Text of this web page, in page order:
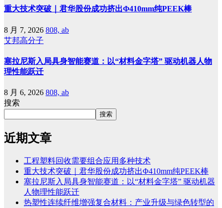
重大技术突破｜君华股份成功挤出Φ410mm纯PEEK棒
8 月 7, 2026 808, ab
艾邦高分子
塞拉尼斯入局具身智能赛道：以“材料金字塔” 驱动机器人物
理性能跃迁
8 月 6, 2026 808, ab
搜索
搜索
近期文章
工程塑料回收需要组合应用多种技术
重大技术突破｜君华股份成功挤出Φ410mm纯PEEK棒
塞拉尼斯入局具身智能赛道：以“材料金字塔” 驱动机器
人物理性能跃迁
热塑性连续纤维增强复合材料：产业升级与绿色转型的